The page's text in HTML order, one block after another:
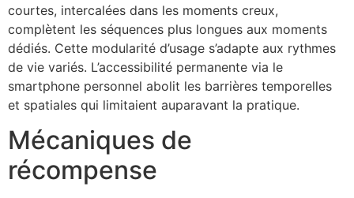
courtes, intercalées dans les moments creux,
complètent les séquences plus longues aux moments
dédiés. Cette modularité d’usage s’adapte aux rythmes
de vie variés. L’accessibilité permanente via le
smartphone personnel abolit les barrières temporelles
et spatiales qui limitaient auparavant la pratique.
Mécaniques de
récompense